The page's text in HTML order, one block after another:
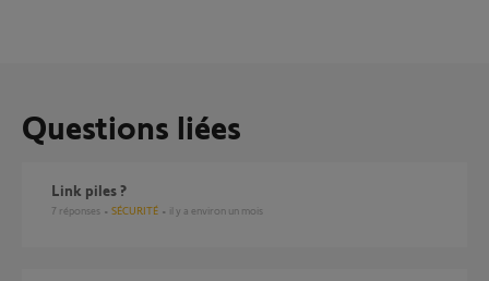
Questions liées
Link piles ?
7 réponses SÉCURITÉ il y a environ un mois